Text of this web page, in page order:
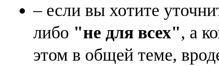
– если вы хотите
либо "не для всех", а
этом в общей теме,